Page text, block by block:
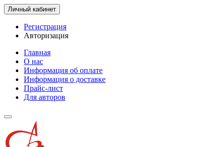
Личный кабинет
Регистрация
Авторизация
Главная
О нас
Информация об оплате
Информация о доставке
Прайс-лист
Для авторов